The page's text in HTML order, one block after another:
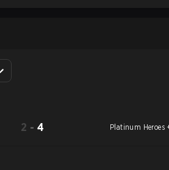
2 - 4 Platinum Heroes